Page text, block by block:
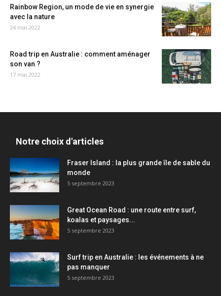
Rainbow Region, un mode de vie en synergie
avec la nature
24 mai 2022
Road trip en Australie : comment aménager
son van ?
17 mai 2022
Notre choix d'articles
Fraser Island : la plus grande île de sable du
monde
5 septembre 2023
Great Ocean Road : une route entre surf,
koalas et paysages...
5 septembre 2023
Surf trip en Australie : les événements à ne
pas manquer
5 septembre 2023